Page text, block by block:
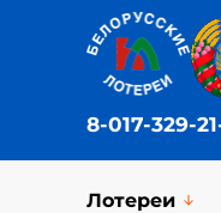
8-017-329-
Лотереи